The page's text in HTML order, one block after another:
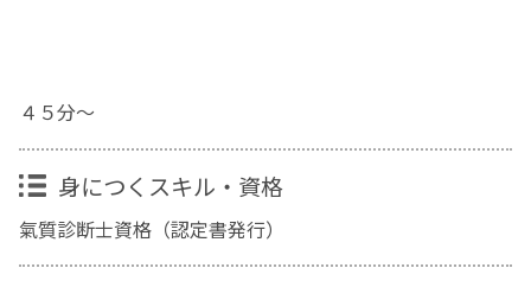
４５分～
身につくスキル・資格
氣質診断士資格（認定書発行）